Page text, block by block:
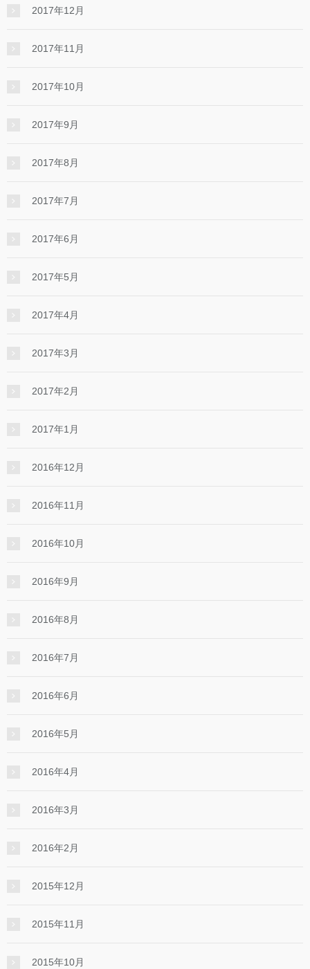
2017年12月
2017年11月
2017年10月
2017年9月
2017年8月
2017年7月
2017年6月
2017年5月
2017年4月
2017年3月
2017年2月
2017年1月
2016年12月
2016年11月
2016年10月
2016年9月
2016年8月
2016年7月
2016年6月
2016年5月
2016年4月
2016年3月
2016年2月
2015年12月
2015年11月
2015年10月